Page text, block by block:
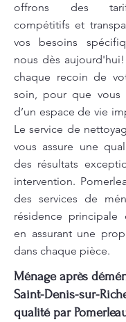
offrons des
compétitifs et
vos besoins
nous dès
chaque recoin de
soin, pour que vous
d’un espace de vie
Le service de
vous assure une
des résultats
intervention.
des services de
résidence principale
en assurant une
dans chaque pièce.
Ménage après
Saint-Denis-sur-
qualité par